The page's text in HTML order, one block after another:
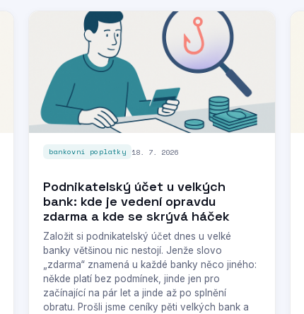
bankovní poplatky 18. 7. 2026
Podnikatelský účet u velkých
bank: kde je vedení opravdu
zdarma a kde se skrývá háček
Založit si podnikatelský účet dnes u velké
banky většinou nic nestojí. Jenže slovo
„zdarma“ znamená u každé banky něco jiného:
někde platí bez podmínek, jinde jen pro
začínající na pár let a jinde až po splnění
obratu. Prošli jsme ceníky pěti velkých bank a